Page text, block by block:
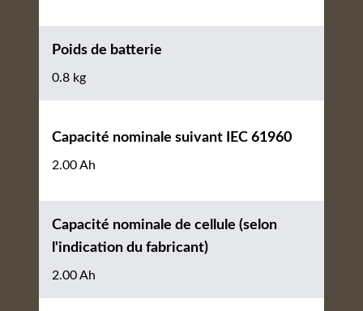
Poids de batterie
0.8 kg
Capacité nominale suivant IEC 61960
2.00 Ah
Capacité nominale de cellule (selon
l'indication du fabricant)
2.00 Ah